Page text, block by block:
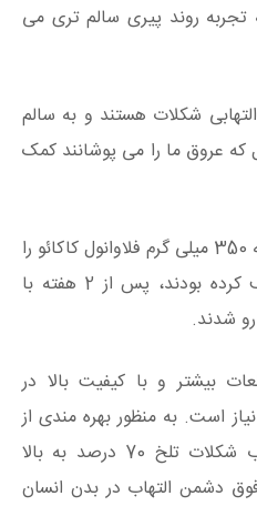
روند پیری سالم‌ تری می
شکلات هستند و به سالم
که عروق ما را می پوشانند کمک
در یک مطالعه کوچک افرادی که 350 میلی گرم فلاوانول کاکائو را
به صورت دو بار در روز مصرف کرده بودند، پس از 2 هفته با
رو شدند.
بیشتر و با کیفیت بالا در
است. به منظور بهره مندی از
مزایای آنتی اکسیدانی، انتخاب شکلات تلخ 70 درصد به بالا
دشمن التهاب در بدن انسان